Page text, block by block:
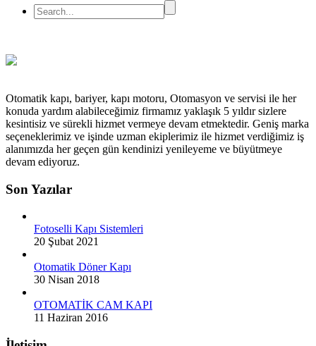
Otomatik kapı, bariyer, kapı motoru, Otomasyon ve servisi ile her
konuda yardım alabileceğimiz firmamız yaklaşık 5 yıldır sizlere
kesintisiz ve sürekli hizmet vermeye devam etmektedir. Geniş marka
seçeneklerimiz ve işinde uzman ekiplerimiz ile hizmet verdiğimiz iş
alanımızda her geçen gün kendinizi yenileyeme ve büyütmeye
devam ediyoruz.
Son Yazılar
Fotoselli Kapı Sistemleri
20 Şubat 2021
Otomatik Döner Kapı
30 Nisan 2018
OTOMATİK CAM KAPI
11 Haziran 2016